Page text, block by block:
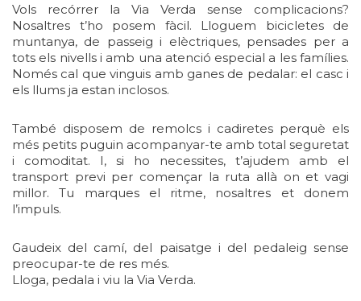
Vols recórrer la Via Verda sense complicacions?
Nosaltres t’ho posem fàcil. Lloguem bicicletes de
muntanya, de passeig i elèctriques, pensades per a
tots els nivells i amb una atenció especial a les famílies.
Només cal que vinguis amb ganes de pedalar: el casc i
els llums ja estan inclosos.
També disposem de remolcs i cadiretes perquè els
més petits puguin acompanyar-te amb total seguretat
i comoditat. I, si ho necessites, t’ajudem amb el
transport previ per començar la ruta allà on et vagi
millor. Tu marques el ritme, nosaltres et donem
l’impuls.
Gaudeix del camí, del paisatge i del pedaleig sense
preocupar-te de res més.
Lloga, pedala i viu la Via Verda.